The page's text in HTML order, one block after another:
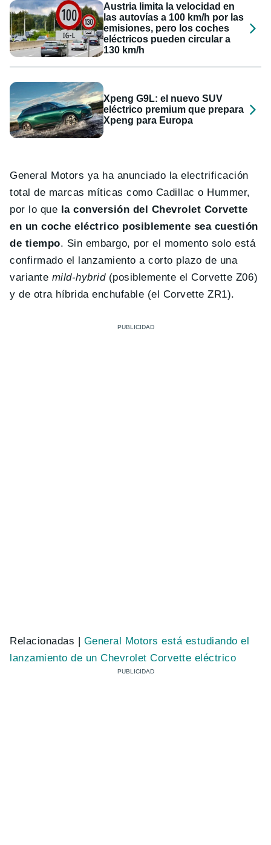
Austria limita la velocidad en
las autovías a 100 km/h por las
emisiones, pero los coches
eléctricos pueden circular a
130 km/h
Xpeng G9L: el nuevo SUV
eléctrico premium que prepara
Xpeng para Europa
General Motors ya ha anunciado la electrificación
total de marcas míticas como Cadillac o Hummer,
por lo que la conversión del Chevrolet Corvette
en un coche eléctrico posiblemente sea cuestión
de tiempo. Sin embargo, por el momento solo está
confirmado el lanzamiento a corto plazo de una
variante mild-hybrid(posiblemente el Corvette Z06)
y de otra híbrida enchufable (el Corvette ZR1).
Relacionadas | General Motors está estudiando el
lanzamiento de un Chevrolet Corvette eléctrico